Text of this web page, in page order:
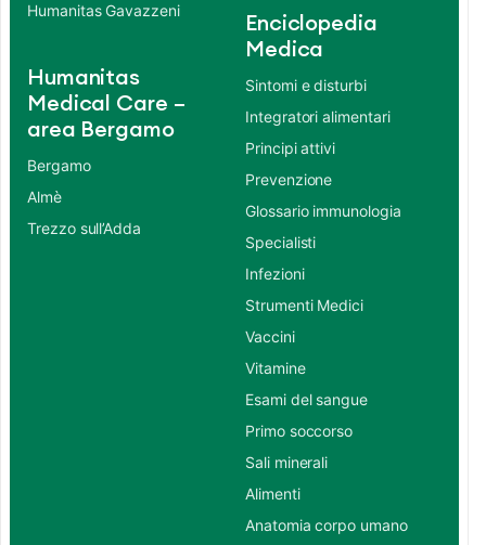
Humanitas Gavazzeni
Humanitas
Medical Care –
area Bergamo
Bergamo
Almè
Trezzo sull’Adda
Enciclopedia
Medica
Sintomi e disturbi
Integratori alimentari
Principi attivi
Prevenzione
Glossario immunologia
Specialisti
Infezioni
Strumenti Medici
Vaccini
Vitamine
Esami del sangue
Primo soccorso
Sali minerali
Alimenti
Anatomia corpo umano